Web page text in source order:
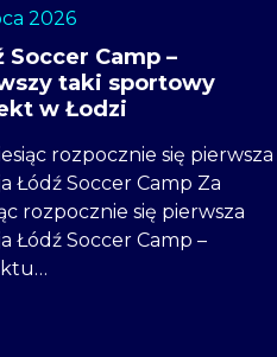
2026
Soccer Camp –
taki sportowy
w Łodzi
rozpocznie się pierwsza
Łódź Soccer Camp Za
rozpocznie się pierwsza
Łódź Soccer Camp –